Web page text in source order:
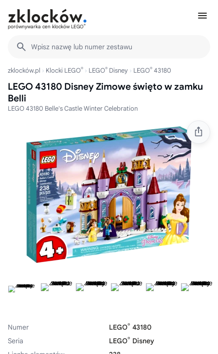
porównywarka cen klocków LEGO®
Wpisz nazwę lub numer zestawu
zklocków.pl Klocki LEGO® LEGO® Disney LEGO® 43180
LEGO 43180 Disney Zimowe święto w zamku
Belli
LEGO 43180 Belle's Castle Winter Celebration
Numer LEGO® 43180
Seria
LEGO® Disney